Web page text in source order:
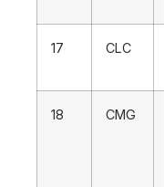
17 CLC
18 CMG